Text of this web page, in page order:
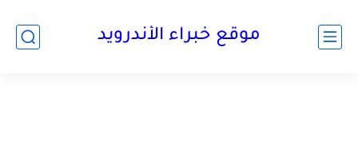
موقع خبراء الأندرويد